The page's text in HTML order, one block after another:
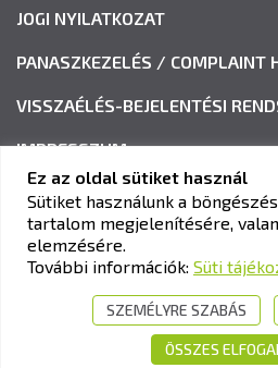
JOGI NYILATKOZAT
PANASZKEZELÉS / COMPLAINT
VISSZAÉLÉS-BEJELENTÉSI
IMPRESSZUM
KAV KÖZLEKEDÉSI
Cím:1033 Budapest, Polgár utca
+36-1-510-0101
info@kavk.hu
Ez az oldal sütiket használ
Sütiket használunk a
tartalom megjelenítésére,
elemzésére.
További információk: Süti
SZEMÉLYRE SZABÁS
ÖSSZES